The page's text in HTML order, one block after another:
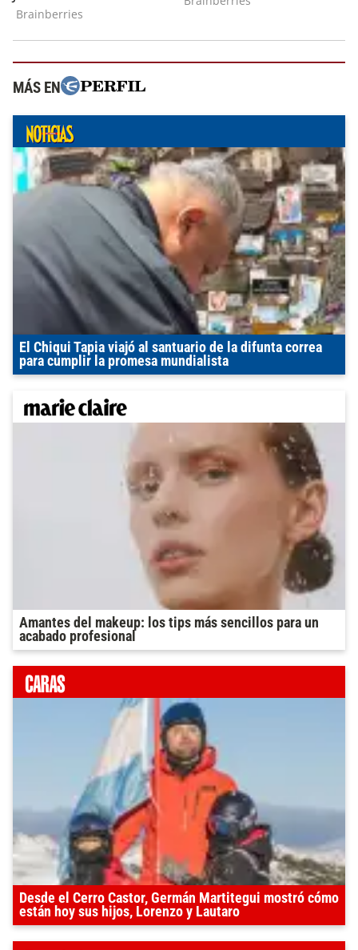
MÁS EN
El Chiqui Tapia viajó al santuario de la difunta correa
para cumplir la promesa mundialista
Amantes del makeup: los tips más sencillos para un
acabado profesional
Desde el Cerro Castor, Germán Martitegui mostró cómo
están hoy sus hijos, Lorenzo y Lautaro